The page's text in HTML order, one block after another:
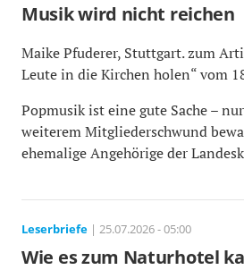
Musik wird nicht reichen
Maike Pfuderer, Stuttgart. zum
Leute in die Kirchen holen“ vom
Popmusik ist eine gute Sache –
weiterem Mitgliederschwund
ehemalige Angehörige der
Leserbriefe | 25.07.2026 - 05:00
Wie es zum Naturhotel